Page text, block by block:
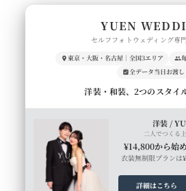
YUEN
セルフフォトウェディング専
東京・大阪・名古屋｜全国3エリア
全データ当日お渡し
洋装・和装、2つのスタイ
洋装 /
二人でつくる
¥14,800から始
衣装無制限プラン
詳細はこちら